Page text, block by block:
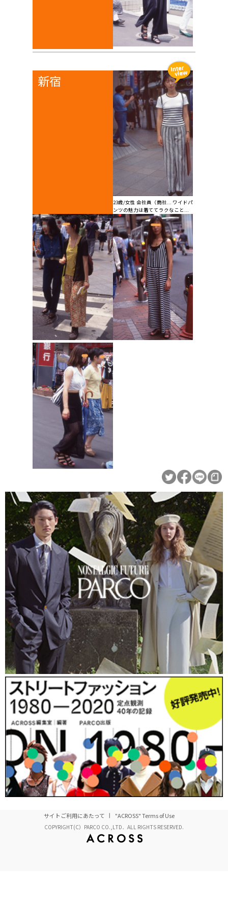
新宿
23歳/女性 会社員（商社... ワイドパ
ンツの魅力は着ててラクなこと...
サイトご利用にあたって "ACROSS" Terms of Use
COPYRIGHT(C）PARCO CO.,LTD．ALL RIGHTS RESERVED.